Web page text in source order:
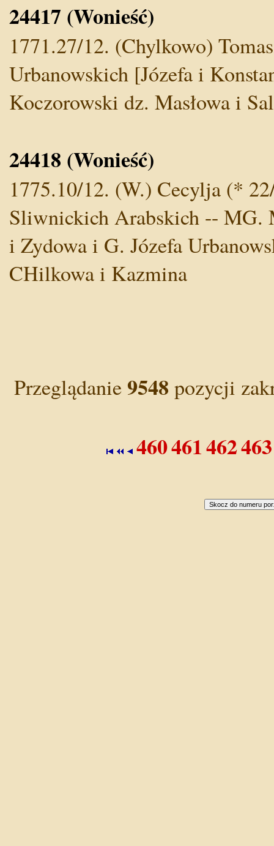
24417 (Wonieść)
1771.27/12. (Chylkowo)
Urbanowskich [Józefa i
Koczorowski dz. Masłowa i
24418 (Wonieść)
1775.10/12. (W.) Cecylja (*
Sliwnickich Arabskich -- MG.
i Zydowa i G. Józefa
CHilkowa i Kazmina
Przeglądanie 9548 pozycji
460461462463